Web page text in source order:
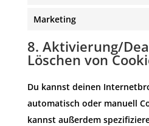
Marketing
8. Aktivierung/
Löschen von
Du kannst deinen
automatisch oder manuell
kannst außerdem